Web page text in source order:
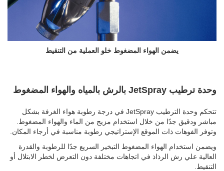
يضمن الهواء المضغوط خلو العملية من التنقيط
وحدة ترطيب JetSpray بالرش بالمياه والهواء المضغوط
تتحكم وحدة الترطيب JetSpray في درجة رطوبة هواء الغرفة بشكل
مباشر ودقيق جدًا من خلال استخدام مزيج من الماء والهواء المضغوط.
وتوفر الفوهات ذات الموقع الإستراتيجي رطوبة مناسبة في أرجاء المكان.
ويضمن استخدام الهواء المضغوط التبخير السريع جدًا للرطوبة والقدرة
العالية علي رش الرذاذ في اتجاهات مختلفة دون التعرض لخطر الابتلال أو
التنقيط.